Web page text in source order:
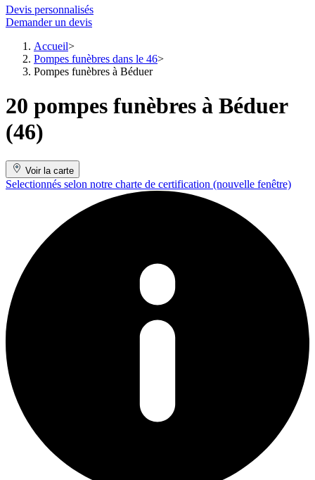
Devis personnalisés
Demander un devis
Accueil
Pompes funèbres dans le 46
Pompes funèbres à Béduer
20 pompes funèbres à Béduer
(46)
Voir la carte
Selectionnés selon notre charte de certification (nouvelle fenêtre)